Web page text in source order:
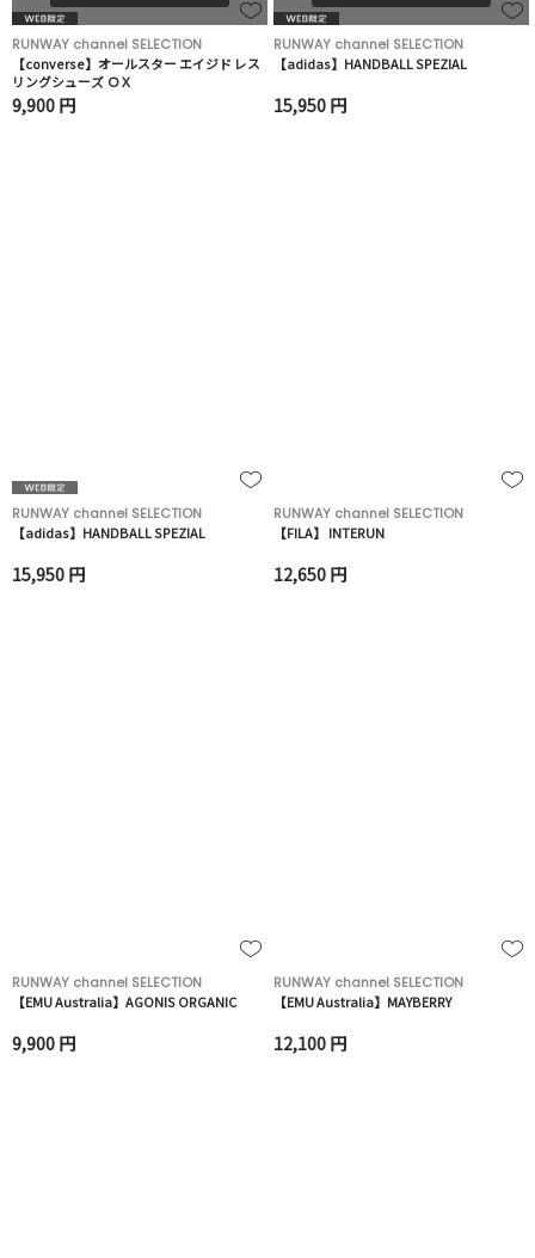
RUNWAY channel SELECTION
【converse】オールスター エイジド レス
リングシューズ ＯＸ
9,900 円
RUNWAY channel SELECTION
【adidas】HANDBALL SPEZIAL
15,950 円
RUNWAY channel SELECTION
【adidas】HANDBALL SPEZIAL
15,950 円
RUNWAY channel SELECTION
【FILA】 INTERUN
12,650 円
RUNWAY channel SELECTION
【EMU Australia】AGONIS ORGANIC
9,900 円
RUNWAY channel SELECTION
【EMU Australia】MAYBERRY
12,100 円